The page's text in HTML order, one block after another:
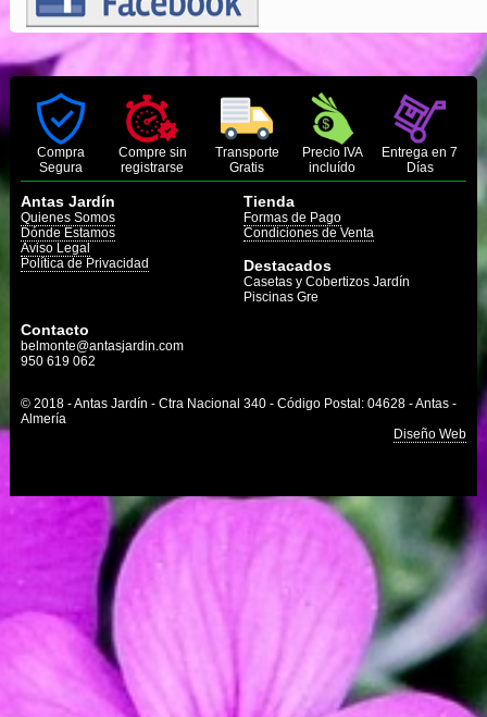
Compra
Segura
Compre sin
registrarse
Transporte
Gratis
Precio IVA
incluído
Entrega en 7
Días
Antas Jardín
Quienes Somos
Dónde Estamos
Aviso Legal
Política de Privacidad
Tienda
Formas de Pago
Condiciones de Venta
Destacados
Casetas y Cobertizos Jardín
Piscinas Gre
Contacto
belmonte@antasjardin.com
950 619 062
© 2018 - Antas Jardín - Ctra Nacional 340 - Código Postal: 04628 - Antas -
Almería
Diseño Web